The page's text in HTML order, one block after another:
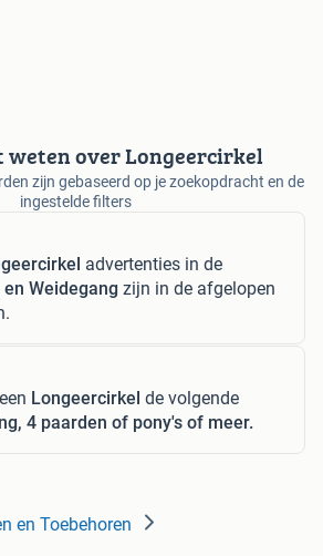
weten over Longeercirkel
zijn gebaseerd op je zoekopdracht en de
ingestelde filters
advertenties in de
Weidegang zijn in de afgelopen
Longeercirkel de volgende
4 paarden of pony's of meer.
en Toebehoren